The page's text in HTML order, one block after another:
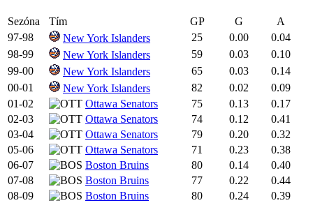
Sezóna Tím GP G
A
97-98
New York Islanders 25 0.00
0.04
98-99
New York Islanders 59 0.03
0.10
99-00
New York Islanders 65 0.03
0.14
00-01
New York Islanders 82 0.02
0.09
01-02
Ottawa Senators 75 0.13
0.17
02-03
Ottawa Senators 74 0.12
0.41
03-04
Ottawa Senators 79 0.20
0.32
05-06
Ottawa Senators 71 0.23
0.38
06-07
Boston Bruins 80 0.14
0.40
07-08
Boston Bruins 77 0.22
0.44
08-09
Boston Bruins 80 0.24
0.39